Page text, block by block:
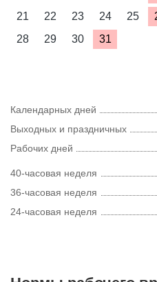
21
22 23 24 25
28
29 30 31
Календарных дней
Выходных и праздничных
Рабочих дней
40-часовая неделя
36-часовая неделя
24-часовая неделя